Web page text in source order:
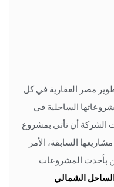
مصر العقارية في كل
الساحلية في
الشركة أن تأتي بمشروع
السابقة، الأمر
بأحدث المشروعات
الشمالي